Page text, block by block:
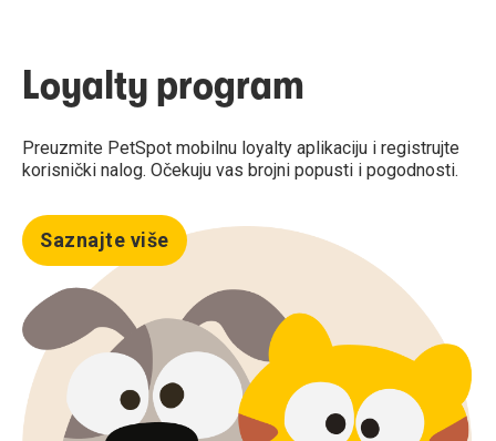
Loyalty program
Preuzmite PetSpot mobilnu loyalty aplikaciju i registrujte
korisnički nalog. Očekuju vas brojni popusti i pogodnosti.
Saznajte više